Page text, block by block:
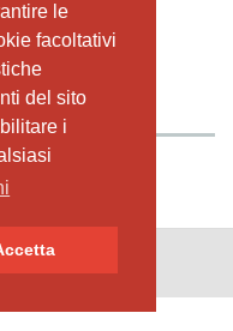
le
facoltativi
del sito
i
le
facoltativi
del sito
i
il tuo studio.